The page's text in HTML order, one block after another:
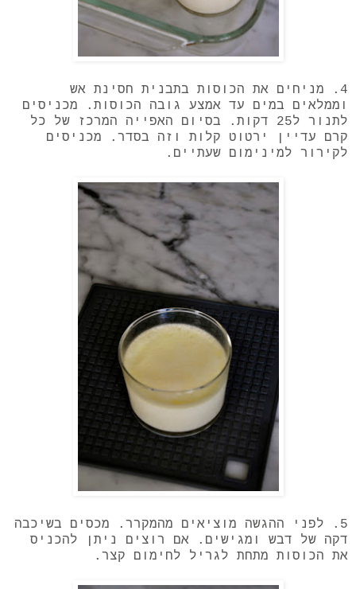
4. מניחים את הכוסות בתבנית חסינת אש
וממלאים במים עד אמצע גובה הכוסות. מכניסים
לתנור ל25 דקות. בסיום האפייה המרכז של כל
קרם עדיין ירטוט קלות וזה בסדר. מכניסים
לקירור למינימום שעתיים.
5. לפני ההגשה מוציאים מהמקרר. מכסים בשיכבה
דקה של דבש ומגישים. אם רוצים ניתן להכניס
את הכוסות מתחת לגריל לחימום קצר.